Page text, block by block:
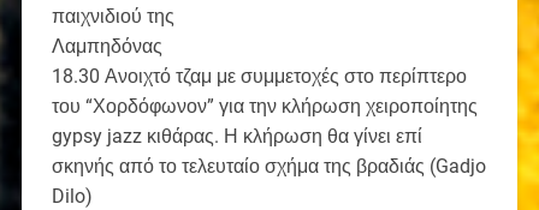
παιχνιδιού της
Λαμπηδόνας
18.30 Ανοιχτό τζαμ με συμμετοχές στο περίπτερο
του “Χορδόφωνον” για την κλήρωση χειροποίητης
gypsy jazz κιθάρας. Η κλήρωση θα γίνει επί
σκηνής από το τελευταίο σχήμα της βραδιάς (Gadjo
Dilo)